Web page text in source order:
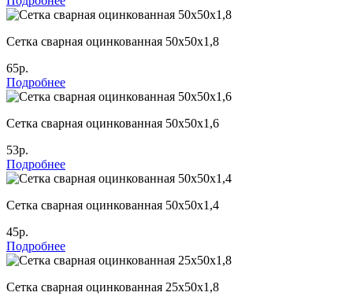
Сетка сварная оцинкованная 50х50х1,8
65р.
Подробнее
Сетка сварная оцинкованная 50х50х1,6
53р.
Подробнее
Сетка сварная оцинкованная 50х50х1,4
45р.
Подробнее
Сетка сварная оцинкованная 25х50х1,8